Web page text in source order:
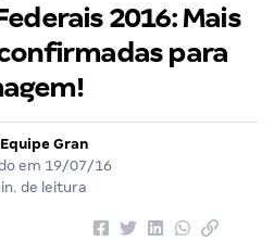
2016: Mais
para
Equipe Gran
em 19/07/16
de leitura